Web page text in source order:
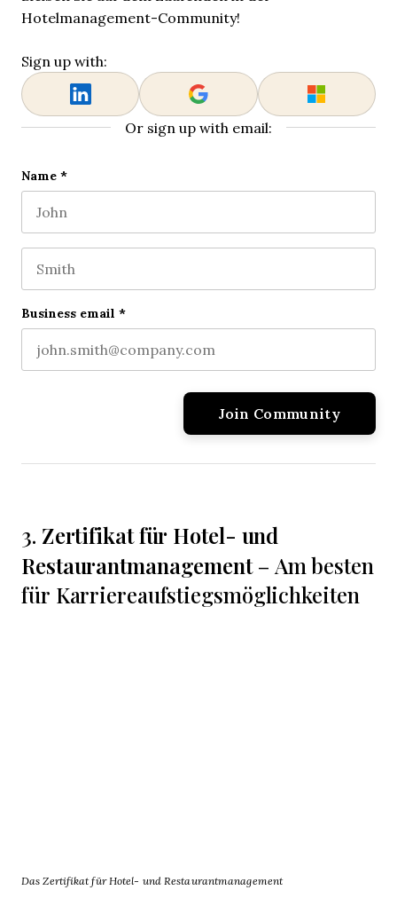
Hotelmanagement-Community!
Sign up with:
Or sign up with email:
X/Twitter
This field is for validation purposes and should be
Name*
Business email *
3. Zertifikat für Hotel- und
Restaurantmanagement– Am besten
für Karriereaufstiegsmöglichkeiten
Das Zertifikat für Hotel- und Restaurantmanagement